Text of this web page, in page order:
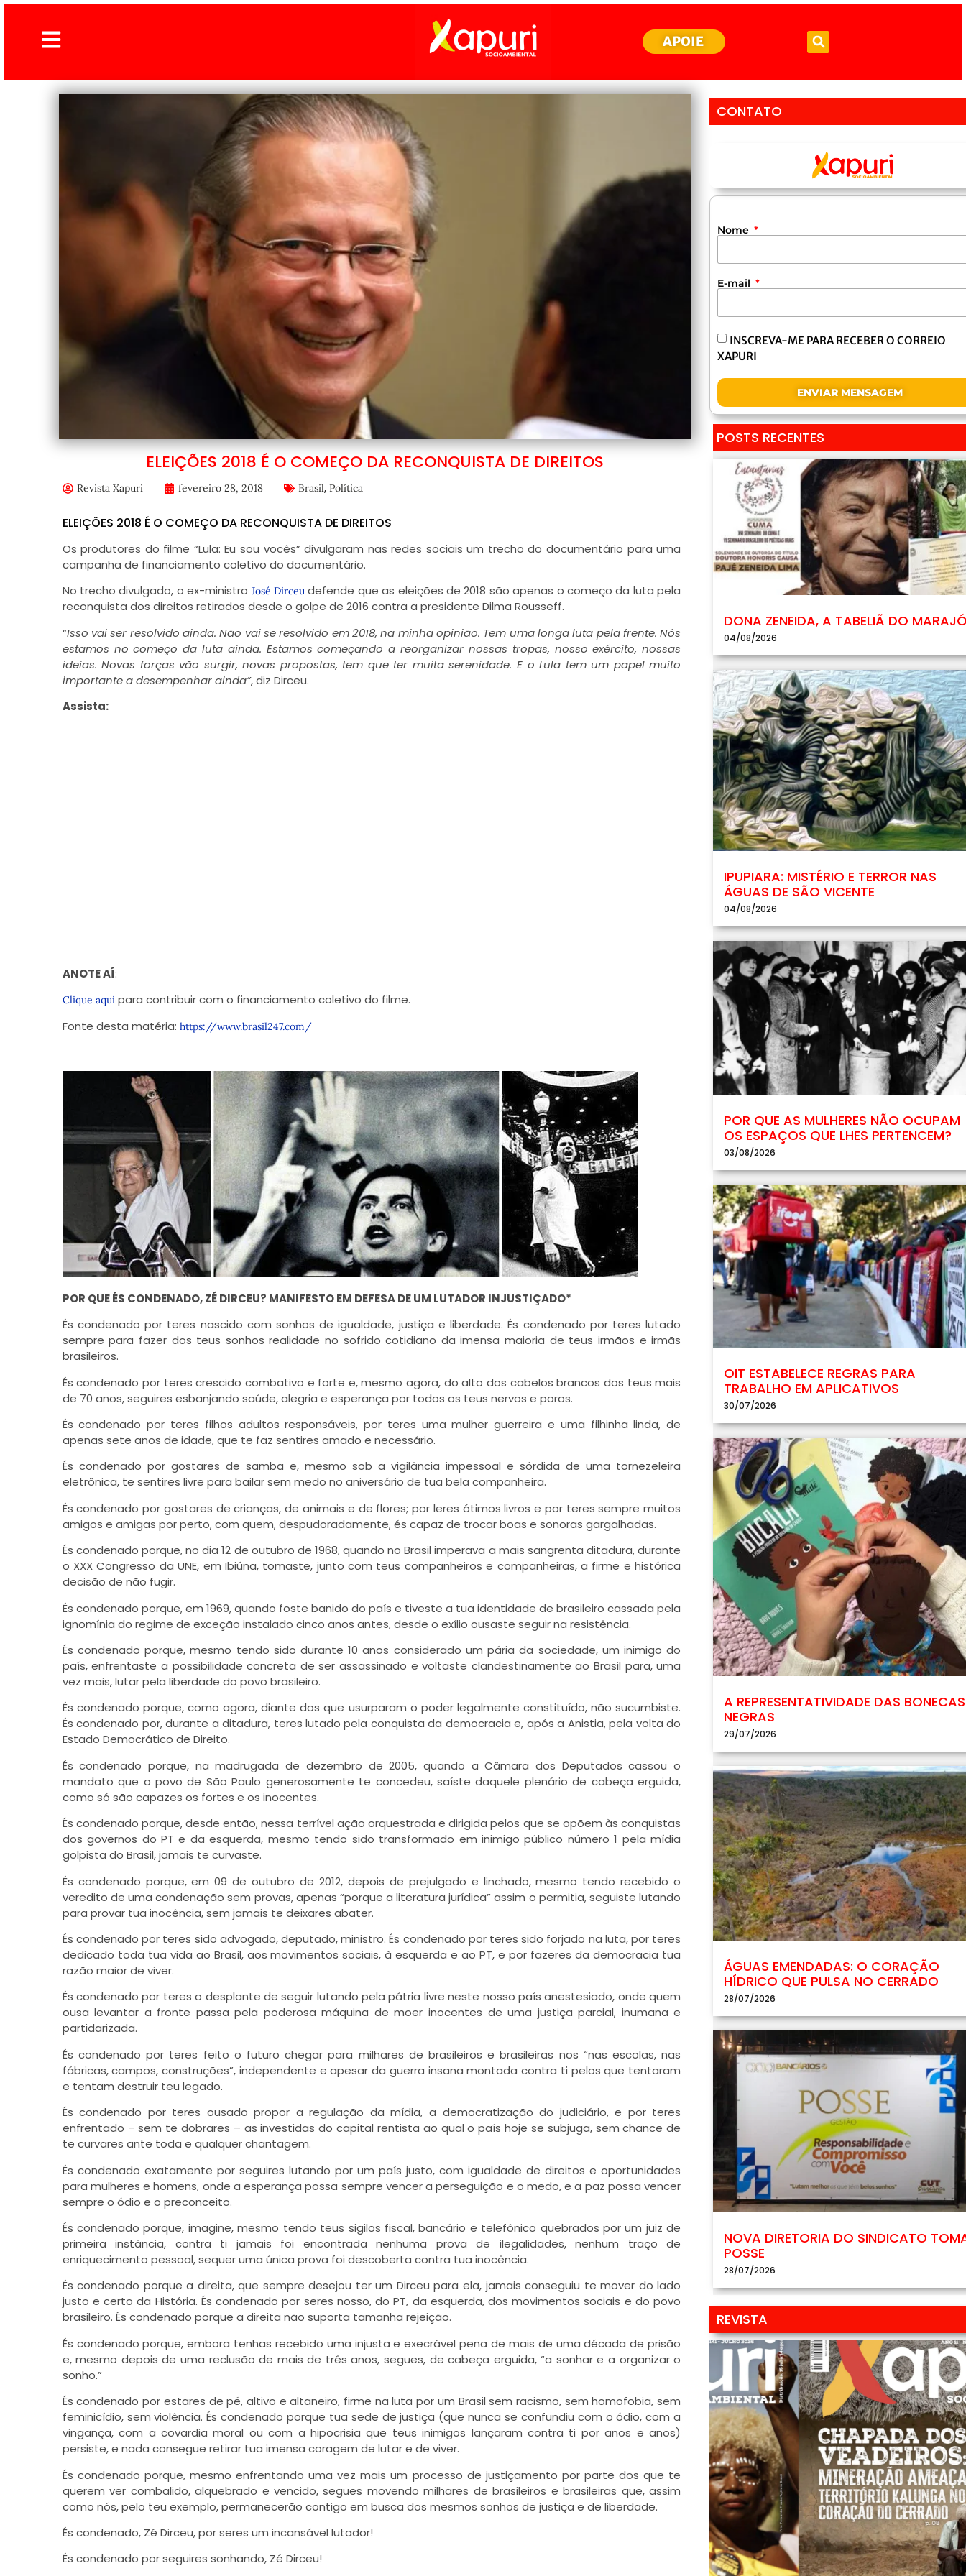
APOIE
ELEIÇÕES 2018 É O COMEÇO DA RECONQUISTA DE DIREITOS
Revista Xapuri fevereiro 28, 2018 Brasil, Política
ELEIÇÕES 2018 É O COMEÇO DA RECONQUISTA DE DIREITOS
Os produtores do filme “Lula: Eu sou vocês” divulgaram nas redes sociais um trecho do documentário para uma
campanha de financiamento coletivo do documentário.
No trecho divulgado, o ex-ministro José Dirceu defende que as eleições de 2018 são apenas o começo da luta pela
reconquista dos direitos retirados desde o golpe de 2016 contra a presidente Dilma Rousseff.
“Isso vai ser resolvido ainda. Não vai se resolvido em 2018, na minha opinião. Tem uma longa luta pela frente. Nós
estamos no começo da luta ainda. Estamos começando a reorganizar nossas tropas, nosso exército, nossas
ideias. Novas forças vão surgir, novas propostas, tem que ter muita serenidade. E o Lula tem um papel muito
importante a desempenhar ainda”, diz Dirceu.
Assista:
ANOTE AÍ:
Clique aquipara contribuir com o financiamento coletivo do filme.
Fonte desta matéria: https://www.brasil247.com/
POR QUE ÉS CONDENADO, ZÉ DIRCEU? MANIFESTO EM DEFESA DE UM LUTADOR INJUSTIÇADO*
És condenado por teres nascido com sonhos de igualdade, justiça e liberdade. És condenado por teres lutado
sempre para fazer dos teus sonhos realidade no sofrido cotidiano da imensa maioria de teus irmãos e irmãs
brasileiros.
És condenado por teres crescido combativo e forte e, mesmo agora, do alto dos cabelos brancos dos teus mais
de 70 anos, seguires esbanjando saúde, alegria e esperança por todos os teus nervos e poros.
És condenado por teres filhos adultos responsáveis, por teres uma mulher guerreira e uma filhinha linda, de
apenas sete anos de idade, que te faz sentires amado e necessário.
És condenado por gostares de samba e, mesmo sob a vigilância impessoal e sórdida de uma tornezeleira
eletrônica, te sentires livre para bailar sem medo no aniversário de tua bela companheira.
És condenado por gostares de crianças, de animais e de flores; por leres ótimos livros e por teres sempre muitos
amigos e amigas por perto, com quem, despudoradamente, és capaz de trocar boas e sonoras gargalhadas.
És condenado porque, no dia 12 de outubro de 1968, quando no Brasil imperava a mais sangrenta ditadura, durante
o XXX Congresso da UNE, em Ibiúna, tomaste, junto com teus companheiros e companheiras, a firme e histórica
decisão de não fugir.
És condenado porque, em 1969, quando foste banido do país e tiveste a tua identidade de brasileiro cassada pela
ignomínia do regime de exceção instalado cinco anos antes, desde o exílio ousaste seguir na resistência.
És condenado porque, mesmo tendo sido durante 10 anos considerado um pária da sociedade, um inimigo do
país, enfrentaste a possibilidade concreta de ser assassinado e voltaste clandestinamente ao Brasil para, uma
vez mais, lutar pela liberdade do povo brasileiro.
És condenado porque, como agora, diante dos que usurparam o poder legalmente constituído, não sucumbiste.
És condenado por, durante a ditadura, teres lutado pela conquista da democracia e, após a Anistia, pela volta do
Estado Democrático de Direito.
És condenado porque, na madrugada de dezembro de 2005, quando a Câmara dos Deputados cassou o
mandato que o povo de São Paulo generosamente te concedeu, saíste daquele plenário de cabeça erguida,
como só são capazes os fortes e os inocentes.
És condenado porque, desde então, nessa terrível ação orquestrada e dirigida pelos que se opõem às conquistas
dos governos do PT e da esquerda, mesmo tendo sido transformado em inimigo público número 1 pela mídia
golpista do Brasil, jamais te curvaste.
És condenado porque, em 09 de outubro de 2012, depois de prejulgado e linchado, mesmo tendo recebido o
veredito de uma condenação sem provas, apenas “porque a literatura jurídica” assim o permitia, seguiste lutando
para provar tua inocência, sem jamais te deixares abater.
És condenado por teres sido advogado, deputado, ministro. És condenado por teres sido forjado na luta, por teres
dedicado toda tua vida ao Brasil, aos movimentos sociais, à esquerda e ao PT, e por fazeres da democracia tua
razão maior de viver.
És condenado por teres o desplante de seguir lutando pela pátria livre neste nosso país anestesiado, onde quem
ousa levantar a fronte passa pela poderosa máquina de moer inocentes de uma justiça parcial, inumana e
partidarizada.
És condenado por teres feito o futuro chegar para milhares de brasileiros e brasileiras nos “nas escolas, nas
fábricas, campos, construções”, independente e apesar da guerra insana montada contra ti pelos que tentaram
e tentam destruir teu legado.
És condenado por teres ousado propor a regulação da mídia, a democratização do judiciário, e por teres
enfrentado – sem te dobrares – as investidas do capital rentista ao qual o país hoje se subjuga, sem chance de
te curvares ante toda e qualquer chantagem.
És condenado exatamente por seguires lutando por um país justo, com igualdade de direitos e oportunidades
para mulheres e homens, onde a esperança possa sempre vencer a perseguição e o medo, e a paz possa vencer
sempre o ódio e o preconceito.
És condenado porque, imagine, mesmo tendo teus sigilos fiscal, bancário e telefônico quebrados por um juiz de
primeira instância, contra ti jamais foi encontrada nenhuma prova de ilegalidades, nenhum traço de
enriquecimento pessoal, sequer uma única prova foi descoberta contra tua inocência.
És condenado porque a direita, que sempre desejou ter um Dirceu para ela, jamais conseguiu te mover do lado
justo e certo da História. És condenado por seres nosso, do PT, da esquerda, dos movimentos sociais e do povo
brasileiro. És condenado porque a direita não suporta tamanha rejeição.
És condenado porque, embora tenhas recebido uma injusta e execrável pena de mais de uma década de prisão
e, mesmo depois de uma reclusão de mais de três anos, segues, de cabeça erguida, “a sonhar e a organizar o
sonho.”
És condenado por estares de pé, altivo e altaneiro, firme na luta por um Brasil sem racismo, sem homofobia, sem
feminicídio, sem violência. És condenado porque tua sede de justiça (que nunca se confundiu com o ódio, com a
vingança, com a covardia moral ou com a hipocrisia que teus inimigos lançaram contra ti por anos e anos)
persiste, e nada consegue retirar tua imensa coragem de lutar e de viver.
És condenado porque, mesmo enfrentando uma vez mais um processo de justiçamento por parte dos que te
querem ver combalido, alquebrado e vencido, segues movendo milhares de brasileiros e brasileiras que, assim
como nós, pelo teu exemplo, permanecerão contigo em busca dos mesmos sonhos de justiça e de liberdade.
És condenado, Zé Dirceu, por seres um incansável lutador!
És condenado por seguires sonhando, Zé Dirceu!
CONTATO
Nome
E-mail
INSCREVA-ME PARA RECEBER O CORREIO
XAPURI
ENVIAR MENSAGEM
POSTS RECENTES
DONA ZENEIDA, A TABELIÃ DO
04/08/2026
IPUPIARA: MISTÉRIO E TERROR NAS
ÁGUAS DE SÃO VICENTE
04/08/2026
POR QUE AS MULHERES NÃO OCUPAM
OS ESPAÇOS QUE LHES PERTENCEM?
03/08/2026
OIT ESTABELECE REGRAS PARA
TRABALHO EM APLICATIVOS
30/07/2026
A REPRESENTATIVIDADE DAS BONECAS
NEGRAS
29/07/2026
ÁGUAS EMENDADAS: O CORAÇÃO
HÍDRICO QUE PULSA NO CERRADO
28/07/2026
NOVA DIRETORIA DO SINDICATO
POSSE
28/07/2026
REVISTA